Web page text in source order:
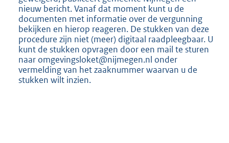
nieuw bericht. Vanaf dat moment kunt u de
documenten met informatie over de vergunning
bekijken en hierop reageren. De stukken van deze
procedure zijn niet (meer) digitaal raadpleegbaar. U
kunt de stukken opvragen door een mail te sturen
naar omgevingsloket@nijmegen.nl onder
vermelding van het zaaknummer waarvan u de
stukken wilt inzien.